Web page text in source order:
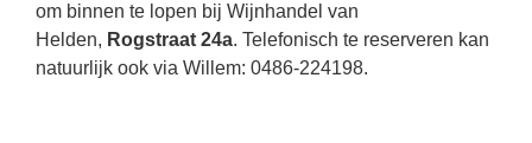
om binnen te lopen bij Wijnhandel van
Helden, Rogstraat 24a. Telefonisch te reserveren kan
natuurlijk ook via Willem: 0486-224198.